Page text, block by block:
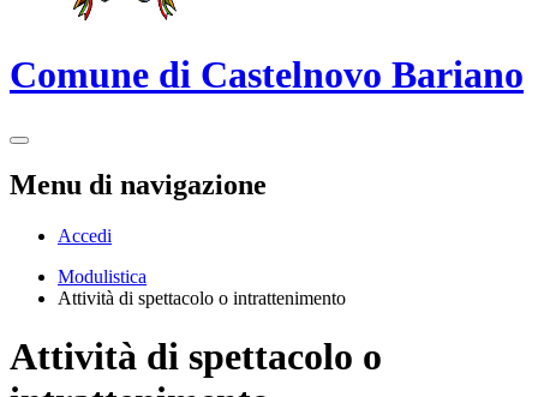
Comune di Castelnovo Bariano
Menu di navigazione
Accedi
Modulistica
Attività di spettacolo o intrattenimento
Attività di spettacolo o